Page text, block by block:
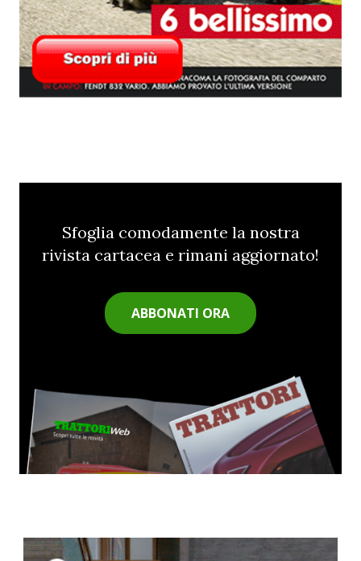
Sfoglia comodamente la nostra
rivista cartacea e rimani aggiornato!
ABBONATI ORA